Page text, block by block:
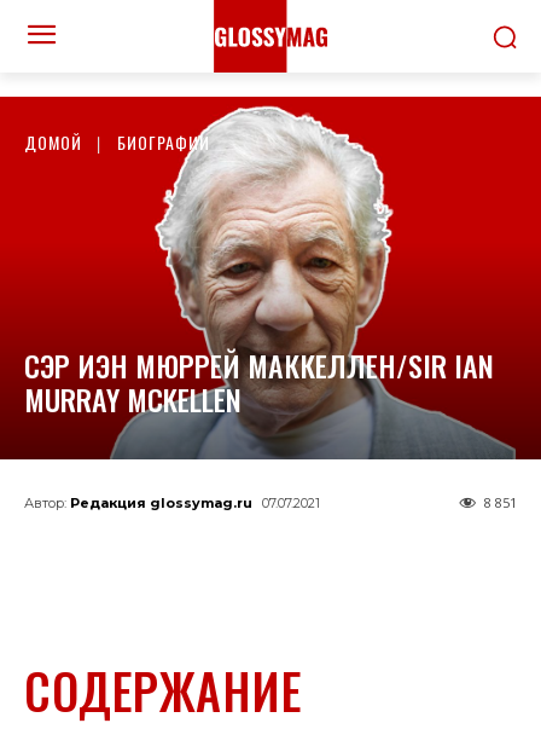
ДОМОЙ БИОГРАФИИ
СЭР ИЭН МЮРРЕЙ МАККЕЛЛЕН/SIR IAN
MURRAY MCKELLEN
Автор: Редакция glossymag.ru 07.07.2021 8 851
СОДЕРЖАНИЕ